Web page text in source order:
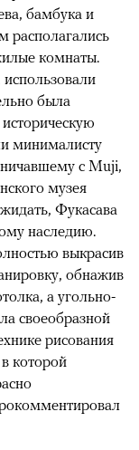
бамбука и
располагались
комнаты.
была
минималисту
с Muji,
музея
Фукасава
наследию.
выкрасив
обнажив
а угольно-
своеобразной
рисования
которой